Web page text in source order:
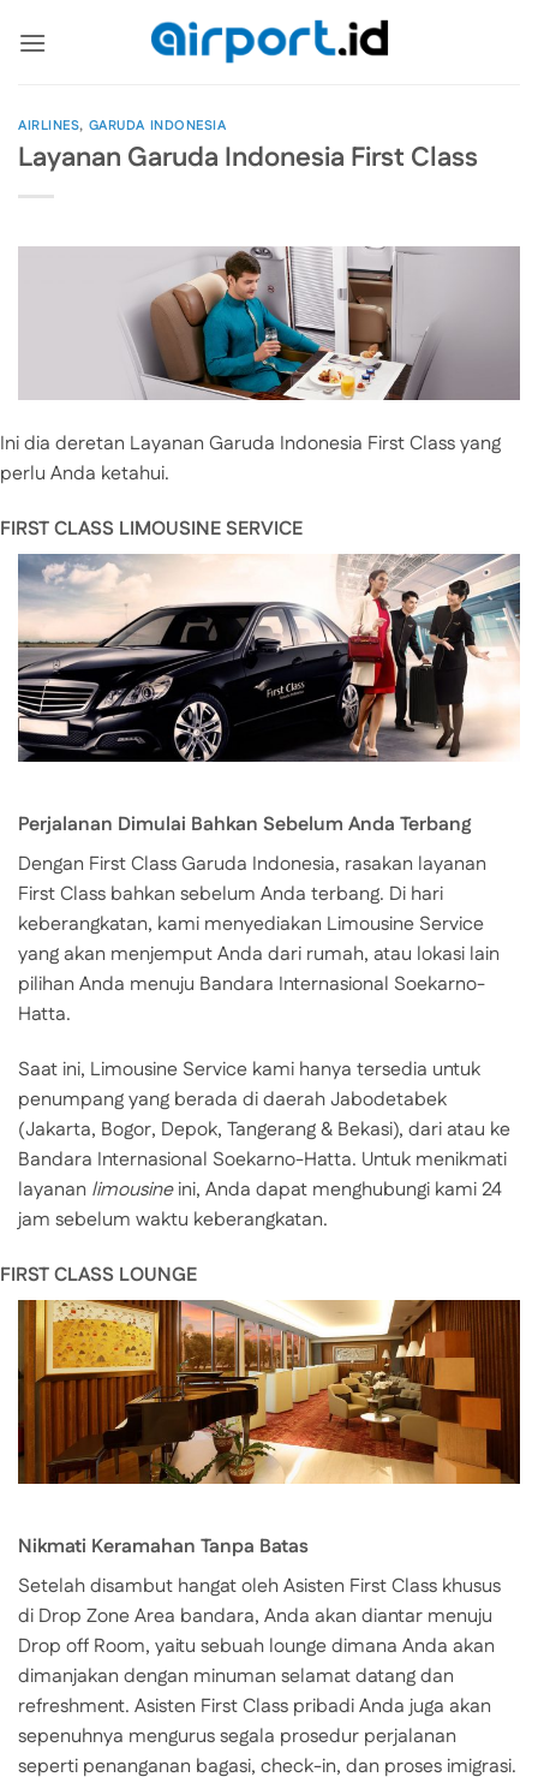
AIRLINES, GARUDA INDONESIA
Layanan Garuda Indonesia First Class
Ini dia deretan Layanan Garuda Indonesia First Class yang
perlu Anda ketahui.
FIRST CLASS LIMOUSINE SERVICE
Perjalanan Dimulai Bahkan Sebelum Anda Terbang
Dengan First Class Garuda Indonesia, rasakan layanan
First Class bahkan sebelum Anda terbang. Di hari
keberangkatan, kami menyediakan Limousine Service
yang akan menjemput Anda dari rumah, atau lokasi lain
pilihan Anda menuju Bandara Internasional Soekarno-
Hatta.
Saat ini, Limousine Service kami hanya tersedia untuk
penumpang yang berada di daerah Jabodetabek
(Jakarta, Bogor, Depok, Tangerang & Bekasi), dari atau ke
Bandara Internasional Soekarno-Hatta. Untuk menikmati
layanan limousineini, Anda dapat menghubungi kami 24
jam sebelum waktu keberangkatan.
FIRST CLASS LOUNGE
Nikmati Keramahan Tanpa Batas
Setelah disambut hangat oleh Asisten First Class khusus
di Drop Zone Area bandara, Anda akan diantar menuju
Drop off Room, yaitu sebuah lounge dimana Anda akan
dimanjakan dengan minuman selamat datang dan
refreshment. Asisten First Class pribadi Anda juga akan
sepenuhnya mengurus segala prosedur perjalanan
seperti penanganan bagasi, check-in, dan proses imigrasi.